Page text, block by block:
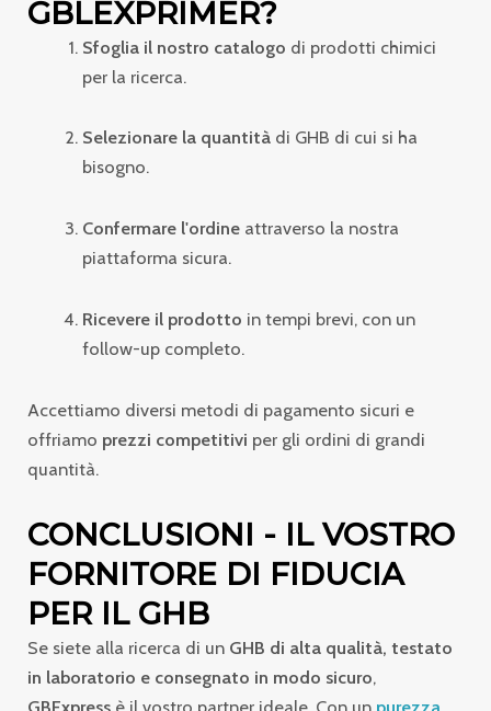
GBLEXPRIMER?
Sfoglia il nostro catalogo di prodotti chimici
per la ricerca.
Selezionare la quantitàdi GHB di cui si ha
bisogno.
Confermare l'ordineattraverso la nostra
piattaforma sicura.
Ricevere il prodotto in tempi brevi, con un
follow-up completo.
Accettiamo diversi metodi di pagamento sicuri e
offriamo prezzi competitivi per gli ordini di grandi
quantità.
CONCLUSIONI - IL VOSTRO
FORNITORE DI FIDUCIA
PER IL GHB
Se siete alla ricerca di un GHB di alta qualità, testato
in laboratorio e consegnato in modo sicuro,